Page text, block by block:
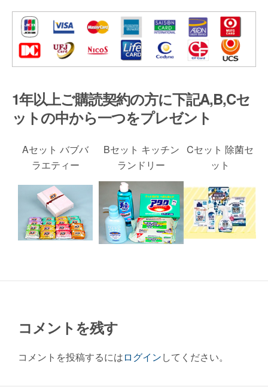
1年以上ご購読契約の方に下記A,B,Cセ
ットの中から一つをプレゼント
Aセット バブバ
ラエティー
Bセット キッチン
ランドリー
Cセット 除菌セ
ット
コメントを残す
コメントを投稿するにはログインしてください。